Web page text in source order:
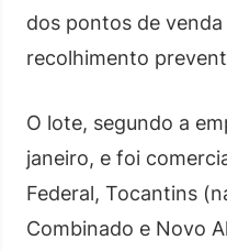
dos pontos de
recolhimento
O lote, segundo a
janeiro, e foi
Federal, Tocantins
Combinado e Novo